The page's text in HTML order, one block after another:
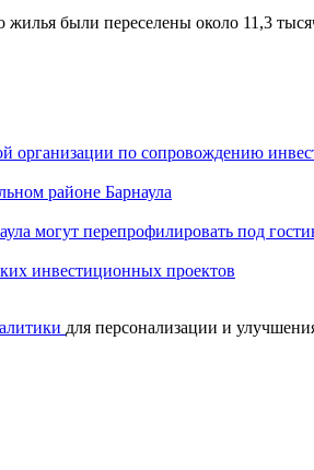
жилья были переселены около 11,3
организации по сопровождению
районе Барнаула
могут перепрофилировать под
инвестиционных проектов
для персонализации и